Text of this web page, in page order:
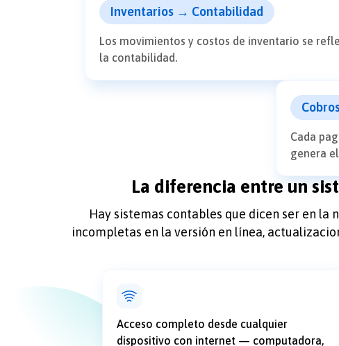
Inventarios → Contabilidad
Los movimientos y costos de inventario se
la contabilidad.
Cada
genera
La diferencia entre un
Hay sistemas contables que dicen ser en
incompletas en la versión en línea,
Acceso completo desde cualquier
dispositivo con internet — computadora,